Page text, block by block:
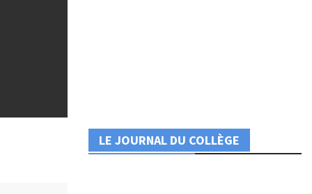
LE JOURNAL DU COLLÈGE